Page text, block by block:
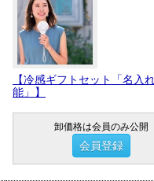
【冷感ギフトセット「名入
能」】
卸価格は会員のみ公開
会員登録